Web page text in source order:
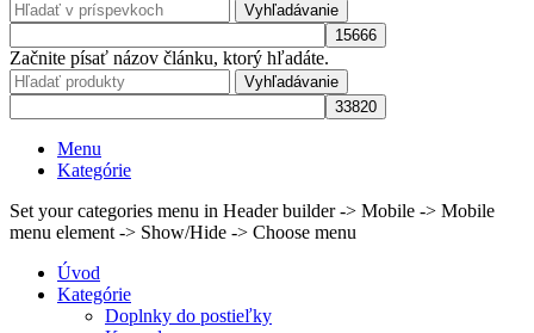
Vyhľadávanie
Začnite písať názov článku, ktorý hľadáte.
Vyhľadávanie
Menu
Kategórie
Set your categories menu in Header builder -> Mobile -> Mobile
menu element -> Show/Hide -> Choose menu
Úvod
Kategórie
Doplnky do postieľky